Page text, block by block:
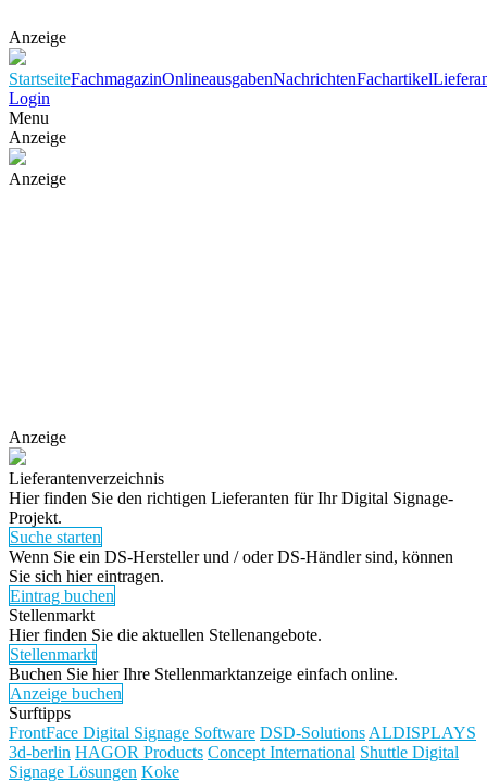
Anzeige
StartseiteFachmagazinOnlineausgabenNachrichtenFachartikel
Login
Menu
Anzeige
Anzeige
Anzeige
Lieferantenverzeichnis
Hier finden Sie den richtigen Lieferanten für Ihr Digital Signage-
Projekt.
Suche starten
Wenn Sie ein DS-Hersteller und / oder DS-Händler sind, können
Sie sich hier eintragen.
Eintrag buchen
Stellenmarkt
Hier finden Sie die aktuellen Stellenangebote.
Stellenmarkt
Buchen Sie hier Ihre Stellenmarktanzeige einfach online.
Anzeige buchen
Surftipps
FrontFace Digital Signage Software DSD-Solutions ALDISPLAYS
3d-berlin HAGOR Products Concept International Shuttle Digital
Signage Lösungen Koke